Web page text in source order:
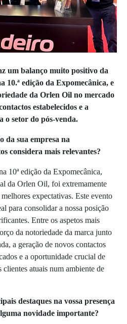
um balanço muito positivo da
10.ª edição da Expomecânica, e
da Orlen Oil no mercado
estabelecidos e a
o setor do pós-venda.
da sua empresa na
considera mais relevantes?
10ª edição da Expomecânica,
da Orlen Oil, foi extremamente
expectativas. Este evento
para consolidar a nossa posição
Entre os aspetos mais
da notoriedade da marca junto
a geração de novos contactos
e a oportunidade crucial de
clientes atuais num ambiente de
destaques na vossa presença
novidade importante?